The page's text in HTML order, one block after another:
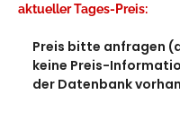
aktueller Tages-Preis:
Preis bitte anfragen
keine Preis-
der Datenbank